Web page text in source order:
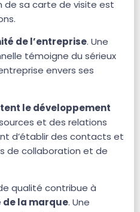
de sa carte de visite est
de l’entreprise. Une
témoigne du sérieux
envers ses
le développement
et des relations
d’établir des contacts et
de collaboration et de
qualité contribue à
la marque. Une